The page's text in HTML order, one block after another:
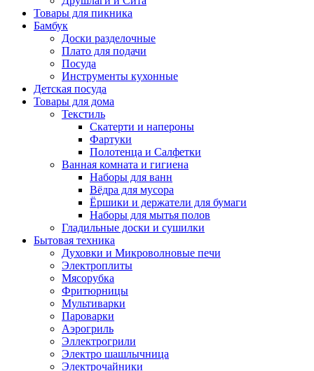
Товары для пикника
Бамбук
Доски разделочные
Плато для подачи
Посуда
Инструменты кухонные
Детская посуда
Товары для дома
Текстиль
Скатерти и напероны
Фартуки
Полотенца и Салфетки
Ванная комната и гигиена
Наборы для ванн
Вёдра для мусора
Ёршики и держатели для бумаги
Наборы для мытья полов
Гладильные доски и сушилки
Бытовая техника
Духовки и Микроволновые печи
Электроплиты
Мясорубка
Фритюрницы
Мультиварки
Пароварки
Аэрогриль
Эллектрогрили
Электро шашлычница
Электрочайники